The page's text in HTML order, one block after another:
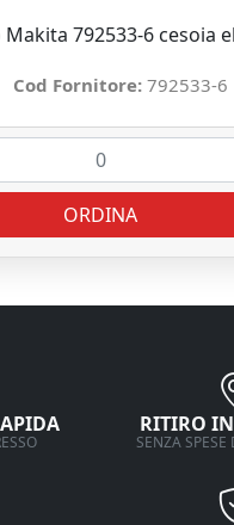
792533-6 cesoia
Cod Fornitore: 792533-6
ORDINA
RITIRO
SENZA